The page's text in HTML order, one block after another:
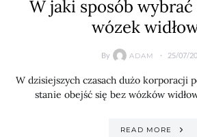
W jaki sposób
wózek
By ADAM 25/07/
W dzisiejszych czasach dużo korporacji
stanie obejść się bez wózków
READ MORE